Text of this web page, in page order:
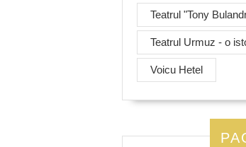
Teatrul "Tony
Teatrul Urmuz - o
Voicu Hetel